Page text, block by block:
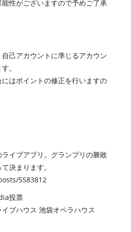
性がございますので予めご了承
己アカウントに準じるアカウン
。
はポイントの修正を行いますの
イブアプリ。グランプリの勝敗
決まります。
5583812
投票
ブハウス 池袋オペラハウス